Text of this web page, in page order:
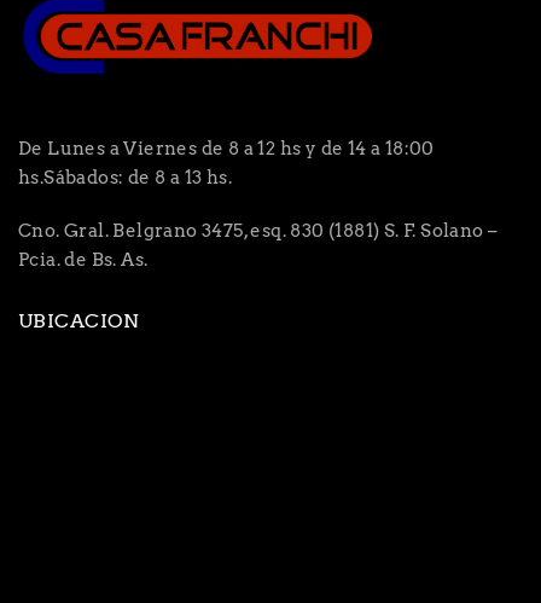
De Lunes a Viernes de 8 a 12 hs y de 14 a 18:00
hs.Sábados: de 8 a 13 hs.
Cno. Gral. Belgrano 3475, esq. 830 (1881) S. F. Solano –
Pcia. de Bs. As.
UBICACION